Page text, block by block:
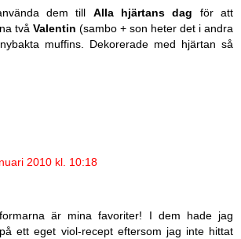
dem till Alla hjärtans dag för att
två Valentin (sambo + son heter det i andra
muffins. Dekorerade med hjärtan så
2010 kl. 10:18
är mina favoriter! I dem hade jag
ett eget viol-recept eftersom jag inte hittat